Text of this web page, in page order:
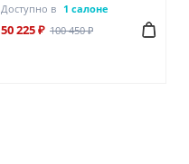
Доступно в 1 салоне
50 225 ₽ 100 450 ₽